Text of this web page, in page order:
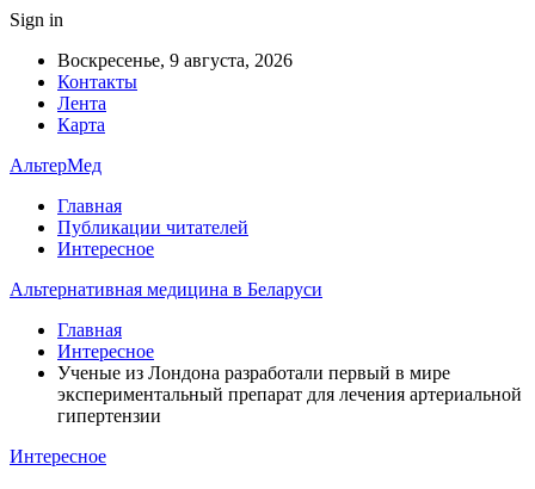
Sign in
Воскресенье, 9 августа, 2026
Контакты
Лента
Карта
АльтерМед
Главная
Публикации читателей
Интересное
Альтернативная медицина в Беларуси
Главная
Интересное
Ученые из Лондона разработали первый в мире
экспериментальный препарат для лечения артериальной
гипертензии
Интересное